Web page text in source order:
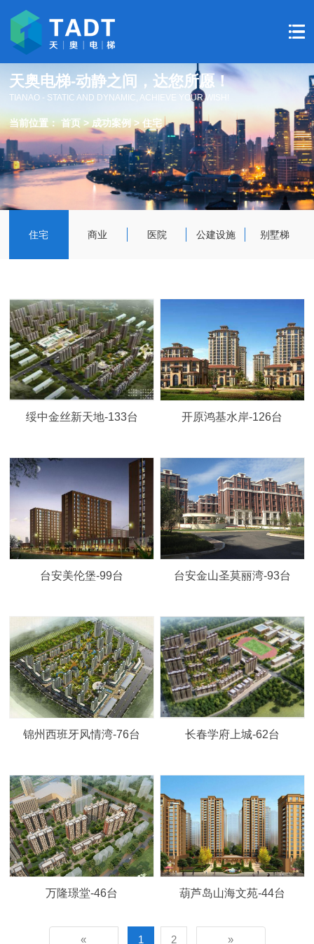
天奥电梯-动静之间，达您所愿！
TIANAO - STATIC AND DYNAMIC, ACHIEVE YOUR WISH!
当前位置：首页>成功案例>住宅
住宅 商业 医院 公建设施 别墅梯
绥中金丝新天地-133台 开原鸿基水岸-126台
台安美伦堡-99台 台安金山圣莫丽湾-93台
锦州西班牙风情湾-76台 长春学府上城-62台
万隆璟堂-46台 葫芦岛山海文苑-44台
« 1 2 »